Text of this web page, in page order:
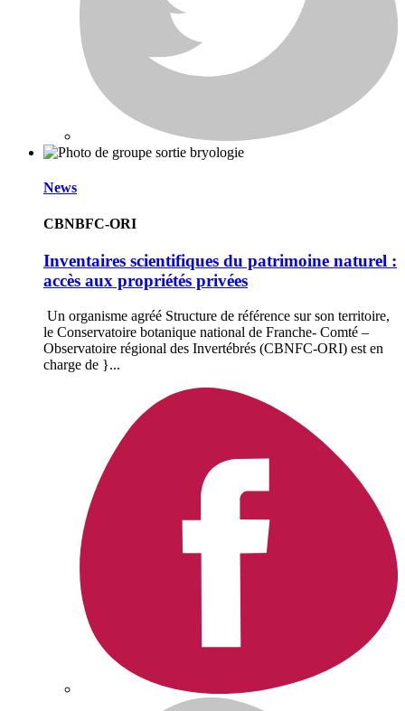
News
CBNBFC-ORI
Inventaires scientifiques du patrimoine naturel :
accès aux propriétés privées
Un organisme agréé Structure de référence sur son territoire,
le Conservatoire botanique national de Franche- Comté –
Observatoire régional des Invertébrés (CBNFC-ORI) est en
charge de }...